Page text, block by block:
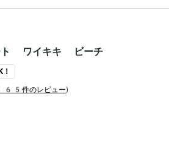
ト ワイキキ ビーチ
件のレビュー)